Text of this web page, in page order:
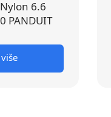
6.6
PANDUIT